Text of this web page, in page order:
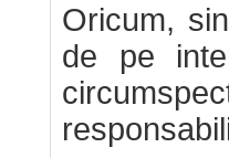
Oricum,
de pe